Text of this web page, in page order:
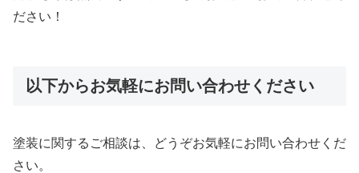
ださい！
以下からお気軽にお問い合わせください
塗装に関するご相談は、どうぞお気軽にお問い合わせくだ
さい。